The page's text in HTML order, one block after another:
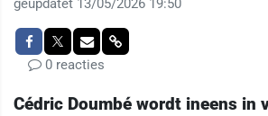
geüpdatet 13/05/2026 19:50
0 reacties
Cédric Doumbé wordt ineens in